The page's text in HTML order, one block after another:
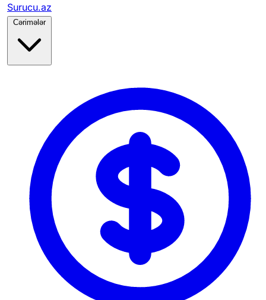
Surucu.az
Cərimələr